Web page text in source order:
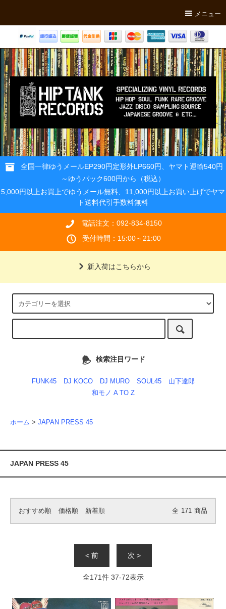
メニュー
全国一律ゆうメールEP290円定形外LP660円、ヤマト運輸540円
～ゆうパック600円から（税込）
5,000円以上お買上でゆうメール無料、11,000円以上お買い上げでヤマ
ト送料代引手数料無料
電話注文：092-834-8150
受付時間：15:00～21:00
新入荷はこちらから
検索注目ワード
FUNK45 DJ KOCO DJ MURO SOUL45
山下達郎
和モノ A TO Z
ホーム > JAPAN PRESS 45
JAPAN PRESS 45
おすすめ順 価格順 新着順 全 171 商品
< 前 次 >
全171件 37-72表示